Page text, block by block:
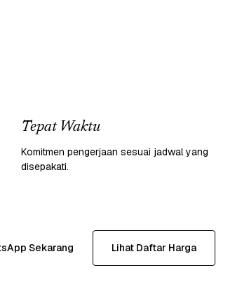
Tepat Waktu
Komitmen pengerjaan sesuai jadwal yang
disepakati.
Sekarang Lihat Daftar Harga